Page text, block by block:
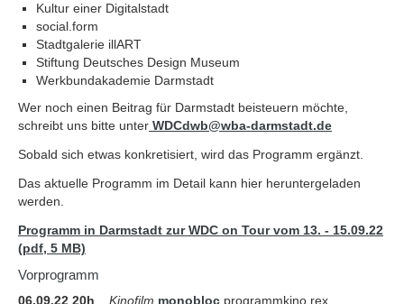
Kultur einer Digitalstadt
social.form
Stadtgalerie illART
Stiftung Deutsches Design Museum
Werkbundakademie Darmstadt
Wer noch einen Beitrag für Darmstadt beisteuern möchte,
schreibt uns bitte unter WDCdwb@wba-darmstadt.de
Sobald sich etwas konkretisiert, wird das Programm ergänzt.
Das aktuelle Programm im Detail kann hier heruntergeladen
werden.
Programm in Darmstadt zur WDC on Tour vom 13. - 15.09.22
(pdf, 5 MB)
Vorprogramm
06.09.22 20h Kinofilm monobloc programmkino rex